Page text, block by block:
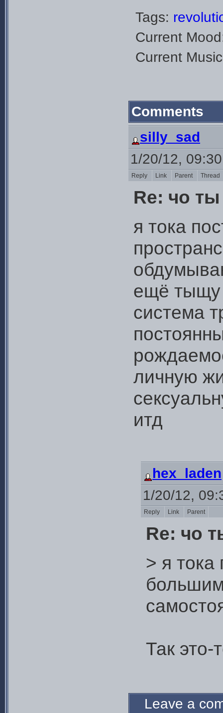
Tags:
Current
Current
Comments
silly_sad
1/20/12,
Reply Link Parent Thread
Re: чо
я тока
ещё тыщу
система
личную
итд
hex_laden
1/20/12,
Reply Link Parent
Re: чо
> я тока
Так это-
Leave a